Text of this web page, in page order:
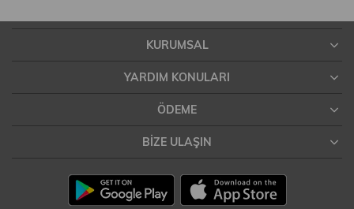
KURUMSAL
YARDIM KONULARI
ÖDEME
BIZE ULAŞIN